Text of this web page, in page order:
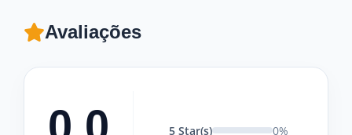
Avaliações
5 Star(s)
0%